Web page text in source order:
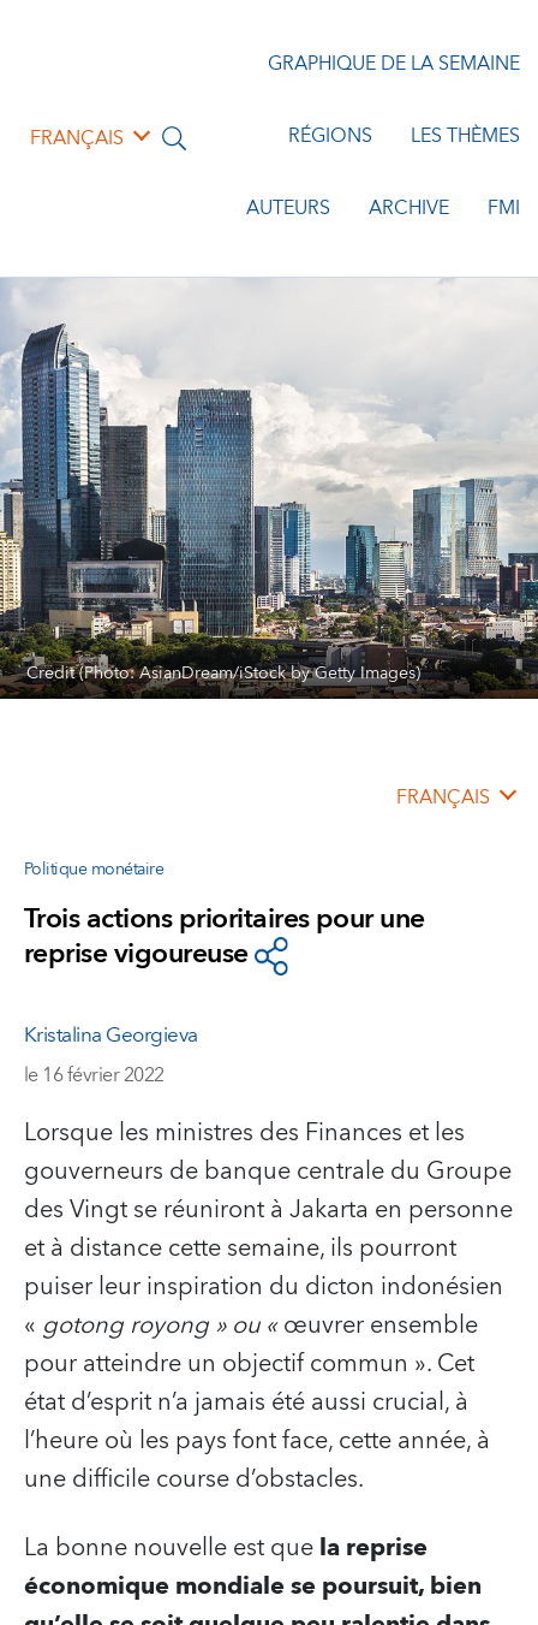
FRANÇAIS
GRAPHIQUE DE LA SEMAINE
RÉGIONS LES THÈMES
AUTEURS ARCHIVE FMI
Credit (Photo: AsianDream/iStock by Getty Images)
FRANÇAIS
Politique monétaire
Trois actions prioritaires pour une
reprise vigoureuse
Kristalina Georgieva
le 16 février 2022
Lorsque les ministres des Finances et les
gouverneurs de banque centrale du Groupe
des Vingt se réuniront à Jakarta en personne
et à distance cette semaine, ils pourront
puiser leur inspiration du dicton indonésien
« gotong royong » ou «œuvrer ensemble
pour atteindre un objectif commun ». Cet
état d’esprit n’a jamais été aussi crucial, à
l’heure où les pays font face, cette année, à
une difficile course d’obstacles.
La bonne nouvelle est quela reprise
économique mondiale se poursuit, bien